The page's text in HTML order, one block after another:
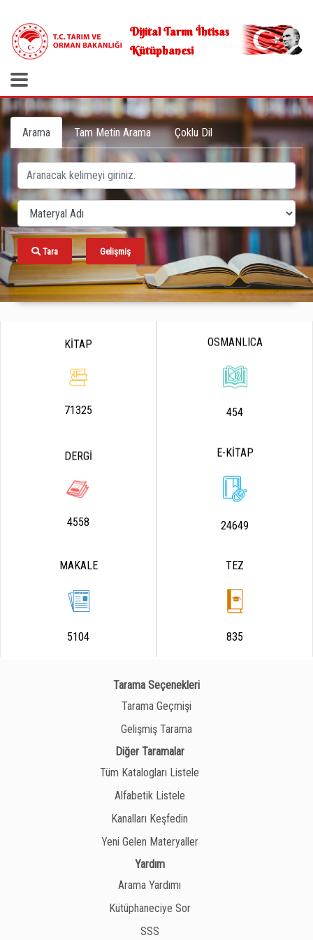
Dijital Tarım İhtisas
Kütüphanesi
Arama Tam Metin Arama Çoklu Dil
Tara Gelişmiş
KİTAP
71325
OSMANLICA
454
DERGİ
4558
E-KİTAP
24649
MAKALE
5104
TEZ
835
Tarama Seçenekleri
Tarama Geçmişi
Gelişmiş Tarama
Diğer Taramalar
Tüm Katalogları Listele
Alfabetik Listele
Kanalları Keşfedin
Yeni Gelen Materyaller
Yardım
Arama Yardımı
Kütüphaneciye Sor
SSS